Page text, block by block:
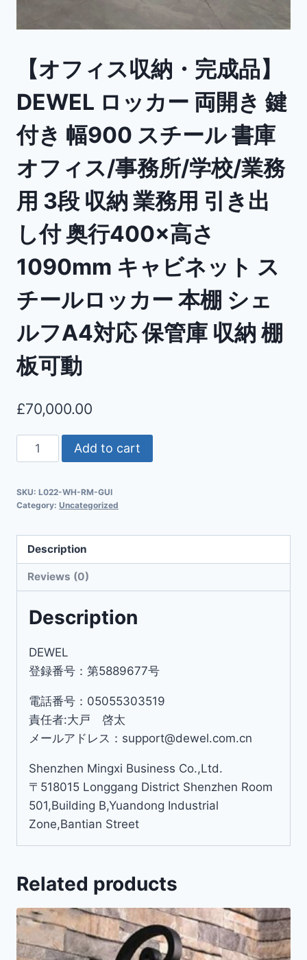
【オフィス収納・完成品】
DEWEL ロッカー 両開き 鍵
付き 幅900 スチール 書庫
オフィス/事務所/学校/業務
用 3段 収納 業務用 引き出
し付 奥行400×高さ
1090mm キャビネット ス
チールロッカー 本棚 シェ
ルフA4対応 保管庫 収納 棚
板可動
£70,000.00
Add to cart
SKU: L022-WH-RM-GUI
Category: Uncategorized
Description
Reviews (0)
Description
DEWEL
登録番号：第5889677号
電話番号：05055303519
責任者:大戸 啓太
メールアドレス：support@dewel.com.cn
Shenzhen Mingxi Business Co.,Ltd.
〒518015 Longgang District Shenzhen Room
501,Building B,Yuandong Industrial
Zone,Bantian Street
Related products